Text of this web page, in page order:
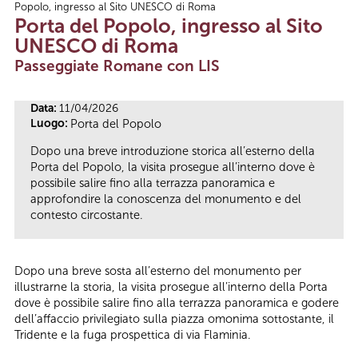
Tu sei qui
Popolo, ingresso al Sito UNESCO di Roma
Porta del Popolo, ingresso al Sito
UNESCO di Roma
Passeggiate Romane con LIS
Data: 11/04/2026
Luogo: Porta del Popolo
Dopo una breve introduzione storica all’esterno della
Porta del Popolo, la visita prosegue all’interno dove è
possibile salire fino alla terrazza panoramica e
approfondire la conoscenza del monumento e del
contesto circostante.
Dopo una breve sosta all’esterno del monumento per
illustrarne la storia, la visita prosegue all’interno della Porta
dove è possibile salire fino alla terrazza panoramica e godere
dell’affaccio privilegiato sulla piazza omonima sottostante, il
Tridente e la fuga prospettica di via Flaminia.